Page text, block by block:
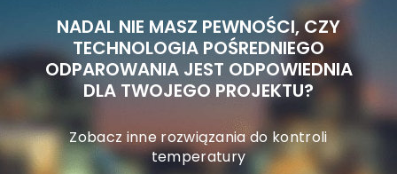
NADAL NIE MASZ PEWNOŚCI, CZY
TECHNOLOGIA POŚREDNIEGO
ODPAROWANIA JEST ODPOWIEDNIA
DLA TWOJEGO PROJEKTU?
Zobacz inne rozwiązania do kontroli
temperatury